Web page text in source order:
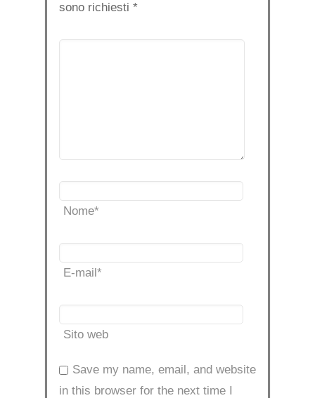
sono richiesti *
Nome*
E-mail*
Sito web
Save my name, email, and website
in this browser for the next time I